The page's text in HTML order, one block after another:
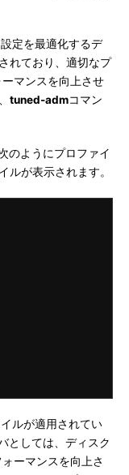
定を最適化するデ
れており、適切なプ
マンスを向上させ
tuned-admコマン
のようにプロファイ
ルが表示されます。
ルが適用されてい
としては、ディスク
ーマンスを向上さ